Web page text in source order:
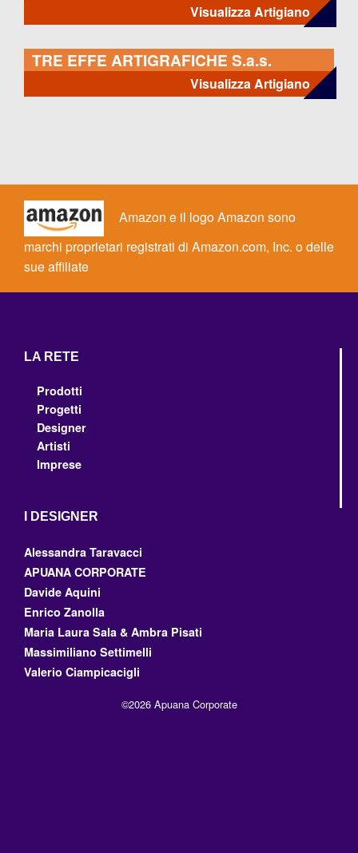
Visualizza Artigiano
TRE EFFE ARTIGRAFICHE S.a.s.
Visualizza Artigiano
Amazon e il logo Amazon sono
marchi proprietari registrati di Amazon.com, Inc. o delle
sue affiliate
LA RETE
Prodotti
Progetti
Designer
Artisti
Imprese
I DESIGNER
Alessandra Taravacci
APUANA CORPORATE
Davide Aquini
Enrico Zanolla
Maria Laura Sala & Ambra Pisati
Massimiliano Settimelli
Valerio Ciampicacigli
©2026 Apuana Corporate